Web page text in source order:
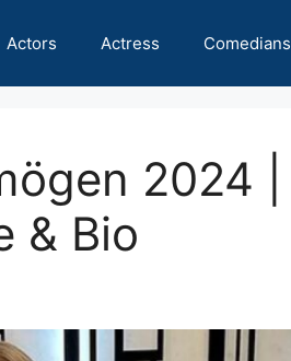
Actors Actress Comedians
2024 |
& Bio